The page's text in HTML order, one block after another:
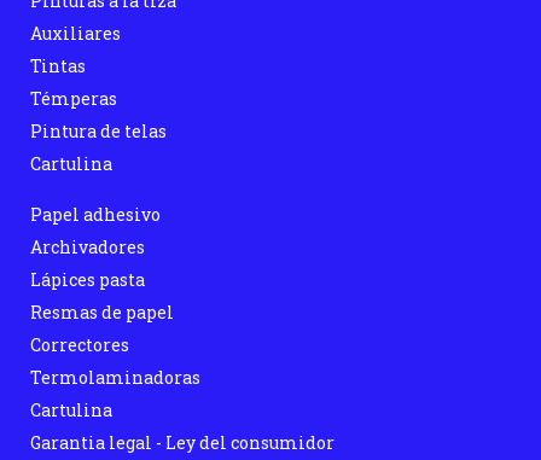
Auxiliares
Tintas
Témperas
Pintura de telas
Cartulina
Papel adhesivo
Archivadores
Lápices pasta
Resmas de papel
Correctores
Termolaminadoras
Cartulina
Garantia legal - Ley del consumidor